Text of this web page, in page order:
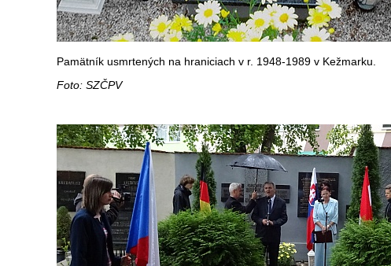
Pamätník usmrtených na hraniciach v r. 1948-1989 v Kežmarku.
Foto: SZČPV